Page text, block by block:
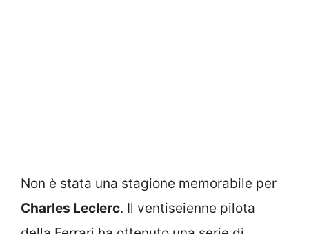
Non è stata una stagione memorabile per
Charles Leclerc. Il ventiseienne pilota